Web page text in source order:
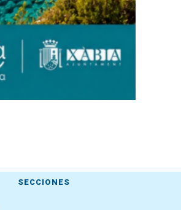
SECCIONES